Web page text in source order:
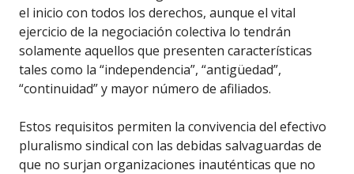
el inicio con todos los derechos, aunque el vital
ejercicio de la negociación colectiva lo tendrán
solamente aquellos que presenten características
tales como la “independencia”, “antigüedad”,
“continuidad” y mayor número de afiliados.
Estos requisitos permiten la convivencia del efectivo
pluralismo sindical con las debidas salvaguardas de
que no surjan organizaciones inauténticas que no